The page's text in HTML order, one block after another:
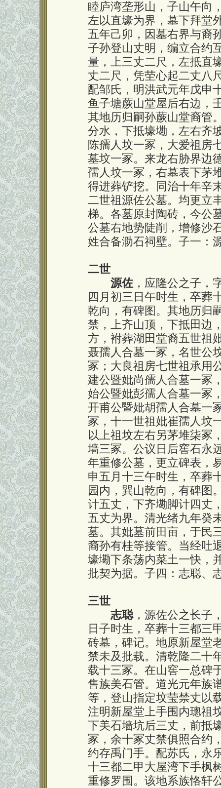
睦庐湾垄形山，子山午向
左以直壕为界，墓下拜堂
五年己卯，因墓右界与裔
子孙登山丈明，编立合约
量，上三丈二尺，左抵直
丈二尺，凭茔心起二丈八
配邹氏，明洪武元年戊申
鱼子塘蕨山堂屋后右边，
其地历归嗣孙蕨山堂裔管
分水，下抵壕墈，左右齐
陈孺人坟一冢，大爱祖房
墓坟一冢。来龙右胁界边
孺人坟一冢，右墓表下茅
得进葬铲挖。同治十年辛
二世祖源佐公墓。均更立
梯。各墓原封陶砖，今公
公墓右地势陡削，增修沙
姓合备泐石祠壁。子一：
二世
源佐 ，应隆公之子，
四月初三日午时生，卒葬
乾向，有碑图。其地历归
禁，上齐山顶，下抵田边
方，袝葬湖田堂裔五世祖
聂孺人合墓一冢，名世公
冢；大良祖房七世祖承用
建公暨妣尚孺人合墓一冢
始公暨妣彭孺人合墓一冢
开甫公暨妣胡孺人合墓一
冢，十一世祖妣崔孺人坟
以上祖坟左右另茅堆柒冢
墙三冢。公议日后窖石永
年重修公墓，更立碑表，
申五月十三午时生，卒葬
园内，巽山乾向，有碑图
计五丈，下齐墈脚计四丈
五丈为界。清光绪九年癸
墓。其妣墓前田亩，于民
裔孙有桂等接管。当经吐
壕墈下条荡内菜土一快，
批契为据。子四：志聪、
三世
志聪，源佐公之长子
日子时生，卒葬十三都三
砖墓，碑记。地原新屋堂
禁未及批载。清乾隆二十
载十三冢。在山窖一总碑
售族美石管。道光元年族
等，登山指定坟莹禁丈以
注明新屋堂上手围内璁祖
下美石墙坑后三丈，前抵
冢，余十冢丈禁俱照合约
约存禹门手。配苏氏，永
十三都二甲大屋湾下手枫
重修罗围。该地系族恪轩